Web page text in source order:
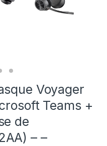
Voyager
Teams +
de
– –